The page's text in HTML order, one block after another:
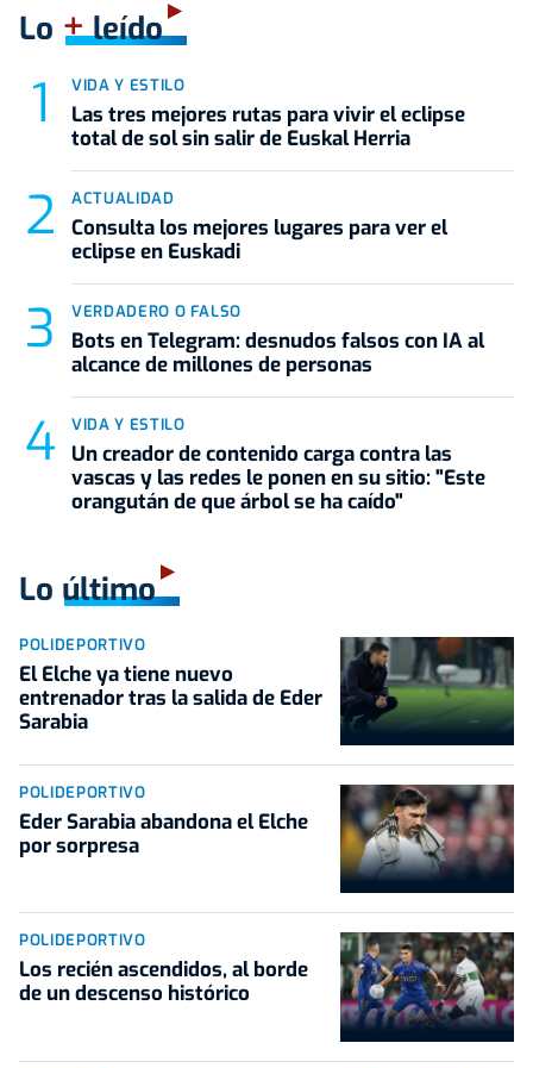
Lo +leído
VIDA Y ESTILO
Las tres mejores rutas para vivir el eclipse
total de sol sin salir de Euskal Herria
ACTUALIDAD
Consulta los mejores lugares para ver el
eclipse en Euskadi
VERDADERO O FALSO
Bots en Telegram: desnudos falsos con IA al
alcance de millones de personas
VIDA Y ESTILO
Un creador de contenido carga contra las
vascas y las redes le ponen en su sitio: "Este
orangután de que árbol se ha caído"
Lo último
POLIDEPORTIVO
El Elche ya tiene nuevo
entrenador tras la salida de Eder
Sarabia
POLIDEPORTIVO
Eder Sarabia abandona el Elche
por sorpresa
POLIDEPORTIVO
Los recién ascendidos, al borde
de un descenso histórico